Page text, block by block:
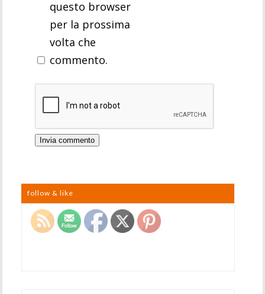
questo browser
per la prossima
volta che
commento.
follow & like